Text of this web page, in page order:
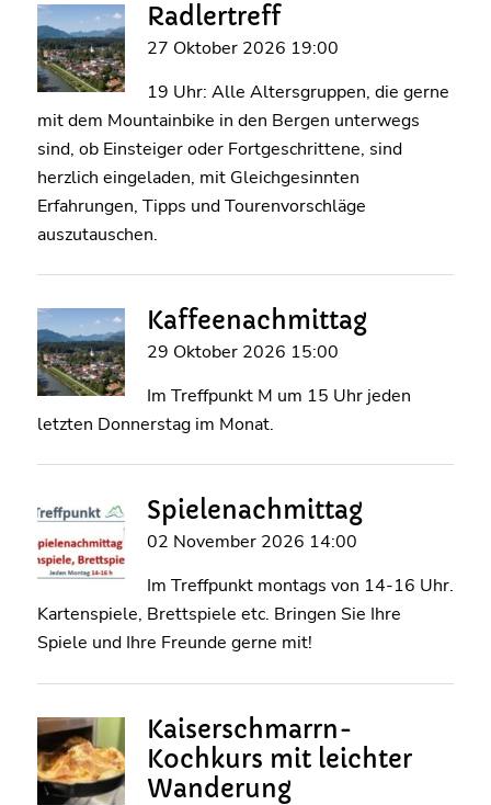
Radlertreff
27 Oktober 2026 19:00
19 Uhr: Alle Altersgruppen, die gerne
mit dem Mountainbike in den Bergen unterwegs
sind, ob Einsteiger oder Fortgeschrittene, sind
herzlich eingeladen, mit Gleichgesinnten
Erfahrungen, Tipps und Tourenvorschläge
auszutauschen.
Kaffeenachmittag
29 Oktober 2026 15:00
Im Treffpunkt M um 15 Uhr jeden
letzten Donnerstag im Monat.
Spielenachmittag
02 November 2026 14:00
Im Treffpunkt montags von 14-16 Uhr.
Kartenspiele, Brettspiele etc. Bringen Sie Ihre
Spiele und Ihre Freunde gerne mit!
Kaiserschmarrn-
Kochkurs mit leichter
Wanderung